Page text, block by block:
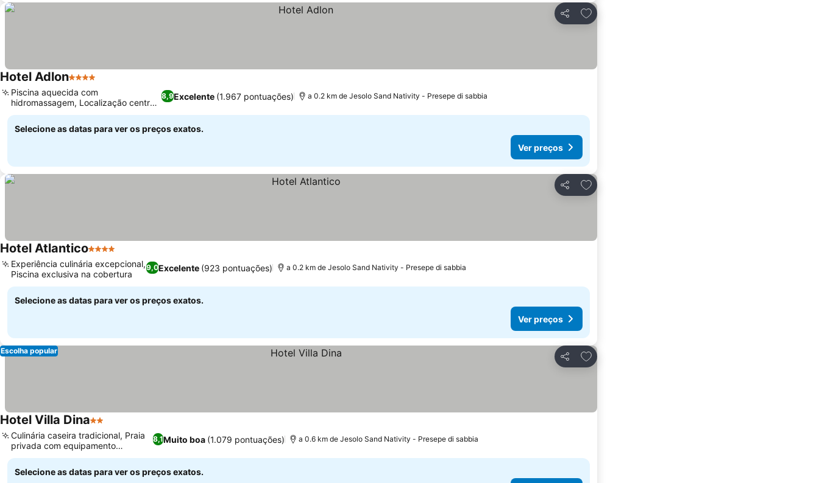
Partilhar
Adicionar aos favoritos
Hotel Adlon4 Estrelas
8,9Excelente (1.967 pontuações)
Piscina aquecida com
hidromassagem, Localização central
em Lido di Jesolo
a 0.2 km de Jesolo Sand Nativity - Presepe di sabbia
Selecione as datas para ver os preços exatos.
Ver preços
Partilhar
Adicionar aos favoritos
Hotel Atlantico4 Estrelas
9,0Excelente (923 pontuações)
Experiência culinária excepcional,
Piscina exclusiva na cobertura
a 0.2 km de Jesolo Sand Nativity - Presepe di sabbia
Selecione as datas para ver os preços exatos.
Ver preços
Partilhar
Adicionar aos favoritos
Escolha popular
Hotel Villa Dina2 Estrelas
8,1Muito boa (1.079 pontuações)
Culinária caseira tradicional, Praia
privada com equipamento
dedicado
a 0.6 km de Jesolo Sand Nativity - Presepe di sabbia
Selecione as datas para ver os preços exatos.